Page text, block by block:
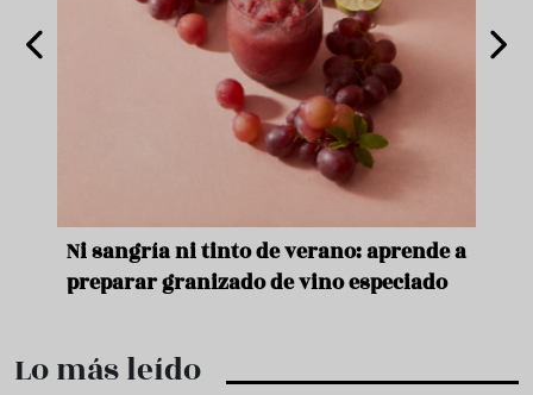
Ni sangría ni tinto de verano: aprende a
preparar granizado de vino especiado
Lo más leído